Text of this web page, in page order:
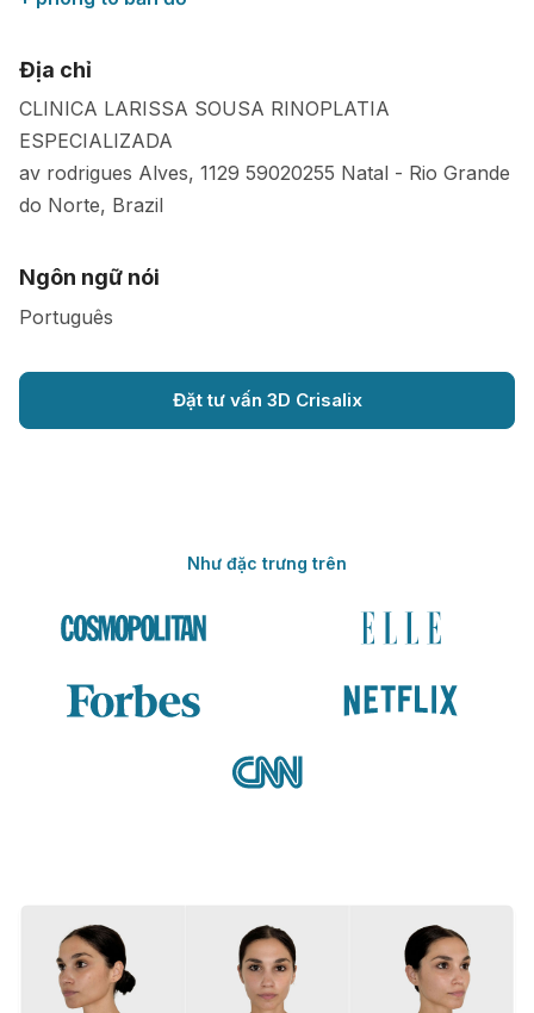
Địa chỉ
CLINICA LARISSA SOUSA RINOPLATIA
ESPECIALIZADA
av rodrigues Alves, 1129 59020255 Natal - Rio Grande
do Norte, Brazil
Ngôn ngữ nói
Português
Đặt tư vấn 3D Crisalix
Như đặc trưng trên